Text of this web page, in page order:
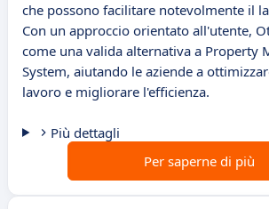
che possono facilitare notevolmente il
Con un approccio orientato all'utente,
come una valida alternativa a Property
System, aiutando le aziende a
lavoro e migliorare l'efficienza.
Più dettagli
Per saperne di più